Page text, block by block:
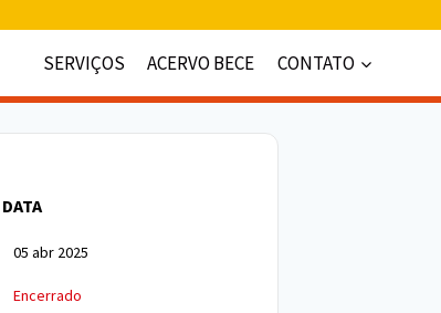
SERVIÇOS
ACERVO BECE CONTATO
DATA
05 abr 2025
Encerrado